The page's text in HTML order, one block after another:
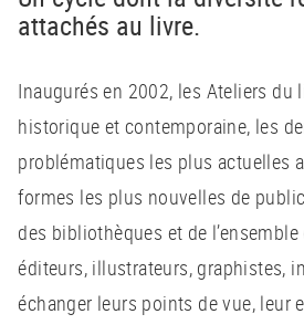
attachés au livre.
Inaugurés en 2002, les Ateliers
historique et contemporaine, les
problématiques les plus actuelles
formes les plus nouvelles de
des bibliothèques et de
éditeurs, illustrateurs, graphistes,
échanger leurs points de vue, leur